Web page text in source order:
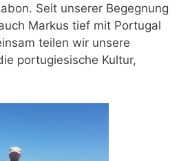
Seit unserer Begegnung
Markus tief mit Portugal
teilen wir unsere
portugiesische Kultur,